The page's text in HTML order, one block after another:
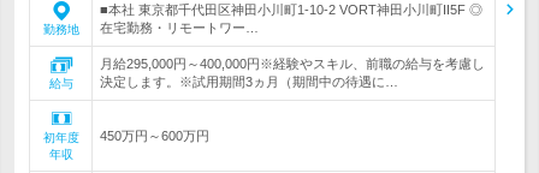
勤務地
■本社 東京都千代田区神田小川町1-10-2 VORT神田小川町II5F ◎
在宅勤務・リモートワー…
給与
月給295,000円～400,000円※経験やスキル、前職の給与を考慮し
決定します。※試用期間3ヵ月（期間中の待遇に…
初年度
年収
450万円～600万円